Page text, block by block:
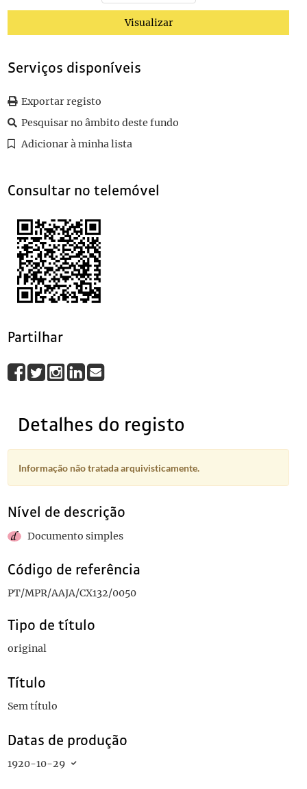
Sem título 1920-10-25
1920-10-25
0054 Sem título 1920-09-03
(...)
Visualizar
Serviços disponíveis
Exportar registo
Pesquisar no âmbito deste fundo
Adicionar à minha lista
Consultar no telemóvel
Partilhar
Detalhes do registo
Informação não tratada arquivisticamente.
Nível de descrição
Documento simples
Código de referência
PT/MPR/AAJA/CX132/0050
Tipo de título
original
Título
Sem título
Datas de produção
1920-10-29